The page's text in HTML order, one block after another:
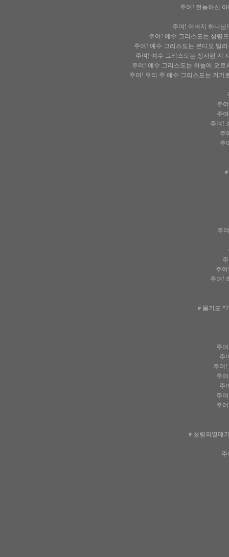
주여! 전능하신
주여! 아버지 하나님
주여! 예수 그리스도는 성령
주여! 예수 그리스도는 본디오 빌
주여! 예수 그리스도는 장사된 지
주여! 예수 그리스도는 하늘에 오
주여! 우리 주 예수 그리스도는 거기
주
주
주여!
주
주
주
주
주여!
# 몸기도
주
주
주여!
주
주
주
주
# 성령의열매
주